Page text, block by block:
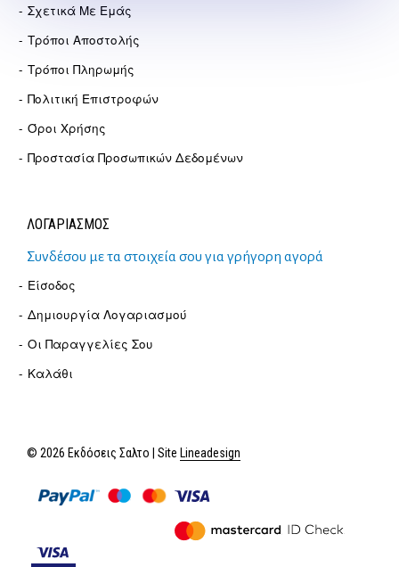
Σχετικά Με Εμάς
Τρόποι Αποστολής
Τρόποι Πληρωμής
Πολιτική Επιστροφών
Όροι Χρήσης
Προστασία Προσωπικών Δεδομένων
ΛΟΓΑΡΙΑΣΜΟΣ
Συνδέσου με τα στοιχεία σου για γρήγορη αγορά
Είσοδος
Δημιουργία Λογαριασμού
Οι Παραγγελίες Σου
Καλάθι
© 2026 Εκδόσεις Σαλτο | Site Lineadesign